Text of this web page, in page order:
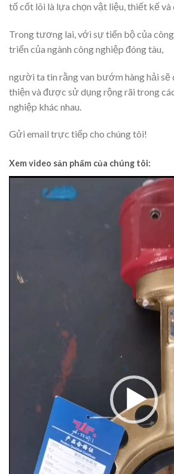
tố cốt lõi là lựa chọn vật liệu, thiết kế và
Trong tương lai, với sự tiến bộ của
triển của ngành công nghiệp đóng tàu,
người ta tin rằng van bướm hàng hải sẽ
thiện và được sử dụng rộng rãi trong
nghiệp khác nhau.
Gửi email trực tiếp cho chúng tôi!
Xem video sản phẩm của chúng tôi: